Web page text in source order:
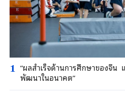
1 “ผลสำเร็จด้านการศึกษาของจีน
พัฒนาในอนาคต”